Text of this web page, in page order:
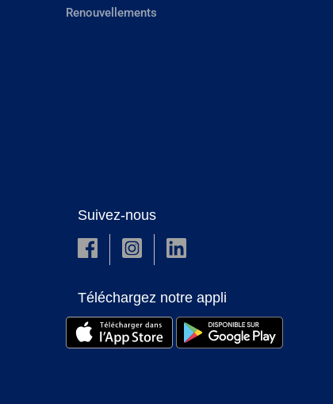
Renouvellements
Suivez-nous
Téléchargez notre appli